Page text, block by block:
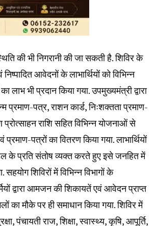
की भी निगरानी की जा सकती है. शिविर के
निष्पादित आवेदनों के लाभार्थियों को विभिन्न
भी प्रदान किया गया. उपमुख्यमंत्री द्वारा
प्रमाण-पत्र, राशन कार्ड, निःशक्तता प्रमाण-
प्रोत्साहन राशि सहित विभिन्न योजनाओं से
पत्रों का वितरण किया गया. लाभार्थियों
के प्रति संतोष व्यक्त करते हुए इसे जनहित में
सहयोग शिविरों में विभिन्न विभागों के
द्वारा आमजन की शिकायतें एवं आवेदन प्राप्त
का मौके पर ही समाधान किया गया. शिविर में
पंचायती राज, शिक्षा, स्वास्थ्य, कृषि, आपूर्ति,